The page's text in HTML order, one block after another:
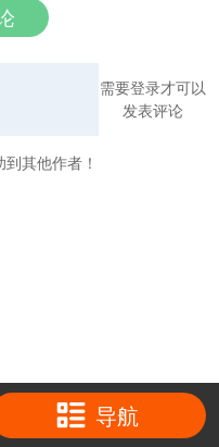
需要登录才可以
发表评论
其他作者！
导航